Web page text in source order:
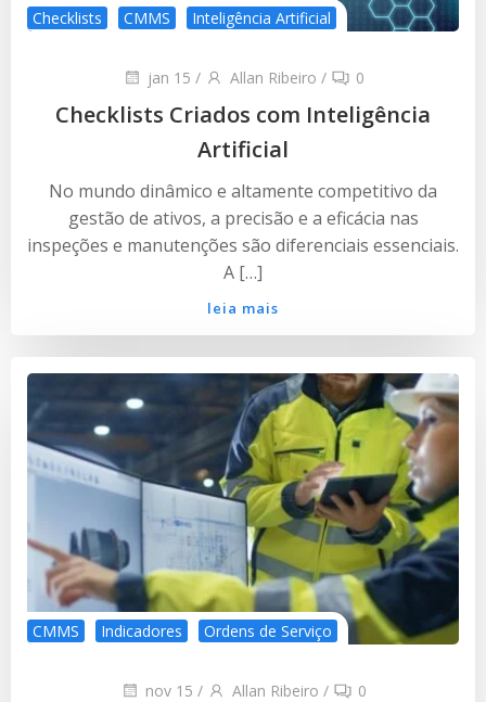
Checklists CMMS Inteligência Artificial
jan 15 / Allan Ribeiro / 0
Checklists Criados com Inteligência
Artificial
No mundo dinâmico e altamente competitivo da
gestão de ativos, a precisão e a eficácia nas
inspeções e manutenções são diferenciais essenciais.
A […]
leia mais
CMMS Indicadores Ordens de Serviço
nov 15 / Allan Ribeiro / 0